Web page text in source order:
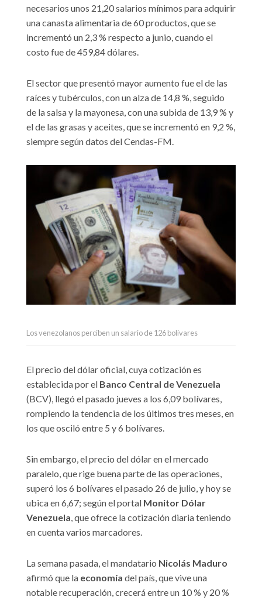
necesarios unos 21,20 salarios mínimos para adquirir
una canasta alimentaria de 60 productos, que se
incrementó un 2,3 % respecto a junio, cuando el
costo fue de 459,84 dólares.
El sector que presentó mayor aumento fue el de las
raíces y tubérculos, con un alza de 14,8 %, seguido
de la salsa y la mayonesa, con una subida de 13,9 % y
el de las grasas y aceites, que se incrementó en 9,2 %,
siempre según datos del Cendas-FM.
Los venezolanos perciben un salario de 126 bolívares
El precio del dólar oficial, cuya cotización es
establecida por el Banco Central de Venezuela
(BCV), llegó el pasado jueves a los 6,09 bolívares,
rompiendo la tendencia de los últimos tres meses, en
los que osciló entre 5 y 6 bolívares.
Sin embargo, el precio del dólar en el mercado
paralelo, que rige buena parte de las operaciones,
superó los 6 bolívares el pasado 26 de julio, y hoy se
ubica en 6,67; según el portal Monitor Dólar
Venezuela , que ofrece la cotización diaria teniendo
en cuenta varios marcadores.
La semana pasada, el mandatario Nicolás Maduro
afirmó que la economía del país, que vive una
notable recuperación, crecerá entre un 10 % y 20 %